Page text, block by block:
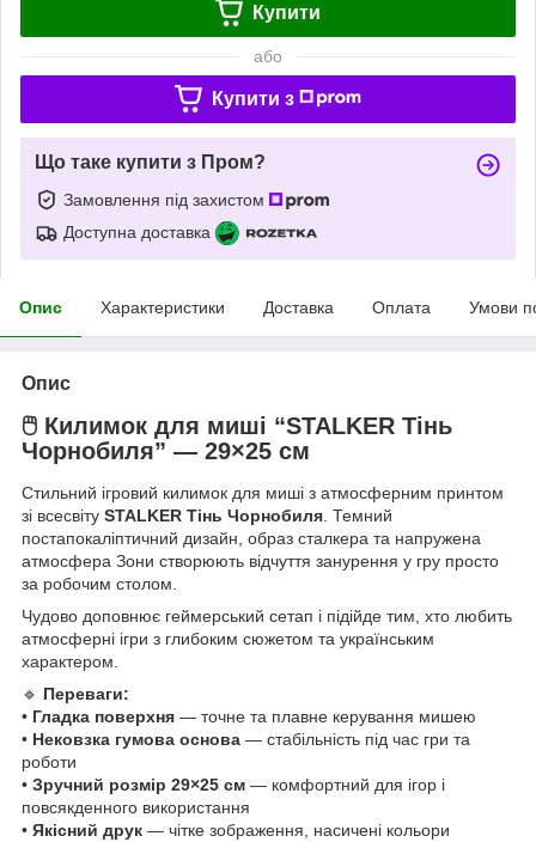
Купити
або
Купити з
Що таке купити з Пром?
Замовлення під захистом
Доступна доставка
Опис Характеристики Доставка Оплата Умови
Опис
🖱️ Килимок для миші “STALKER Тінь
Чорнобиля” — 29×25 см
Стильний ігровий килимок для миші з атмосферним принтом
зі всесвіту STALKER Тінь Чорнобиля. Темний
постапокаліптичний дизайн, образ сталкера та напружена
атмосфера Зони створюють відчуття занурення у гру просто
за робочим столом.
Чудово доповнює геймерський сетап і підійде тим, хто любить
атмосферні ігри з глибоким сюжетом та українським
характером.
🔹 Переваги:
• Гладка поверхня — точне та плавне керування мишею
• Нековзка гумова основа — стабільність під час гри та
роботи
• Зручний розмір 29×25 см — комфортний для ігор і
повсякденного використання
• Якісний друк — чітке зображення, насичені кольори